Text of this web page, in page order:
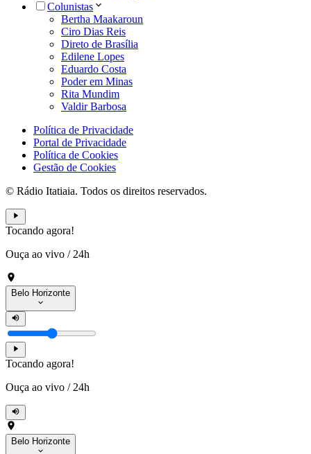
Colunistas
Bertha Maakaroun
Ciro Dias Reis
Direto de Brasília
Edilene Lopes
Eduardo Costa
Poder em Minas
Rita Mundim
Valdir Barbosa
Política de Privacidade
Portal de Privacidade
Política de Cookies
Gestão de Cookies
© Rádio Itatiaia. Todos os direitos reservados.
Tocando agora!
Ouça ao vivo / 24h
Belo Horizonte
Tocando agora!
Ouça ao vivo / 24h
Belo Horizonte